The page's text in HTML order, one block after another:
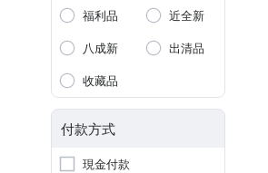
福利品
近全新
八成新
出清品
收藏品
付款方式
現金付款